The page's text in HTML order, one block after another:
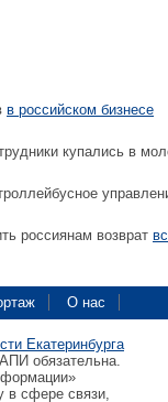
в российском бизнесе
купались в
россиянам возврат
О нас
Екатеринбурга
обязательна.
в сфере связи,